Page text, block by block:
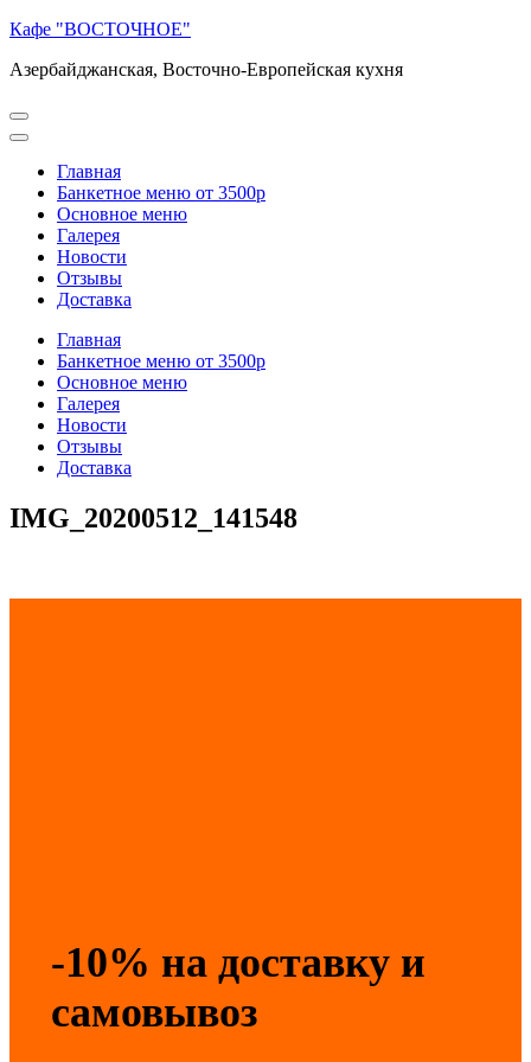
Перейти
содержимому
Enter)
Кафе "ВОСТОЧНОЕ"
Азербайджанская, Восточно-Европейская кухня
Главная
Банкетное меню от 3500р
Основное меню
Галерея
Новости
Отзывы
Доставка
Главная
Банкетное меню от 3500р
Основное меню
Галерея
Новости
Отзывы
Доставка
IMG_20200512_141548
-10% на доставку и
самовывоз